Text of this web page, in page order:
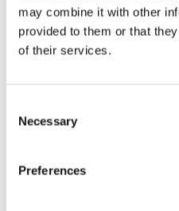
may combine it with other
provided to them or that
of their services.
Selection
Necessary
Preferences
Adapta